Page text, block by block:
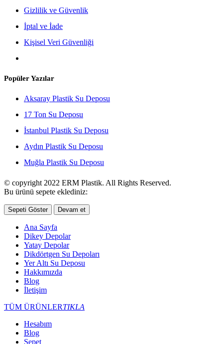
Gizlilik ve Güvenlik
İptal ve İade
Kişisel Veri Güvenliği
Popüler Yazılar
Aksaray Plastik Su Deposu
17 Ton Su Deposu
İstanbul Plastik Su Deposu
Aydın Plastik Su Deposu
Muğla Plastik Su Deposu
© copyright 2022 ERM Plastik. All Rights Reserved.
Bu ürünü sepete eklediniz:
Sepeti Göster Devam et
Ana Sayfa
Dikey Depolar
Yatay Depolar
Dikdörtgen Su Depoları
Yer Altı Su Deposu
Hakkımızda
Blog
İletişim
TÜM ÜRÜNLERTIKLA
Hesabım
Blog
Sepet